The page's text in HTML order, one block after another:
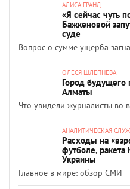
АЛИСА ГРАНД
«Я сейчас чуть
Бажкеновой
суде
Вопрос о сумме ущерба
ОЛЕСЯ ШЛЕПНЕВА
Город будущего
Алматы
Что увидели журналисты во
АНАЛИТИЧЕСКАЯ
Расходы на
футболе,
Украины
Главное в мире: обзор СМИ